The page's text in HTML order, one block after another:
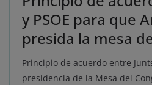
y PSOE para que
presida la mesa
Principio de acuerdo entre
presidencia de la Mesa del